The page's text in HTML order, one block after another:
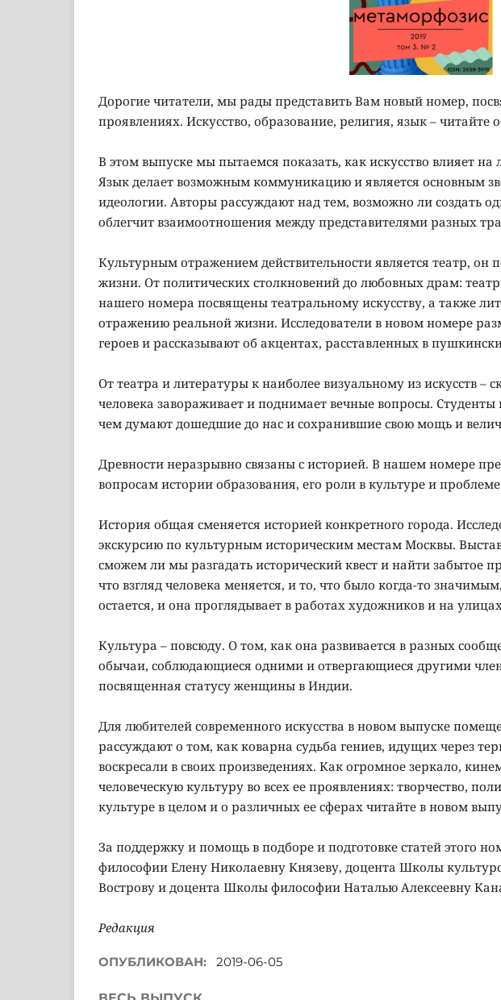
Дорогие читатели, мы рады представить Вам новый номер,
проявлениях. Искусство, образование, религия, язык –
В этом выпуске мы пытаемся показать, как искусство влияет
Язык делает возможным коммуникацию и является основным
идеологии. Авторы рассуждают над тем, возможно ли создать
облегчит взаимоотношения между представителями разных
Культурным отражением действительности является театр,
жизни. От политических столкновений до любовных драм:
нашего номера посвящены театральному искусству, а также
отражению реальной жизни. Исследователи в новом номере
героев и рассказывают об акцентах, расставленных в
От театра и литературы к наиболее визуальному из искусств –
человека завораживает и поднимает вечные вопросы. Студенты
чем думают дошедшие до нас и сохранившие свою мощь и
Древности неразрывно связаны с историей. В нашем номере
вопросам истории образования, его роли в культуре и
История общая сменяется историей конкретного города.
экскурсию по культурным историческим местам Москвы.
сможем ли мы разгадать исторический квест и найти забытое
что взгляд человека меняется, и то, что было когда-то
остается, и она проглядывает в работах художников и на
Культура – повсюду. О том, как она развивается в разных
обычаи, соблюдающиеся одними и отвергающиеся другими
посвященная статусу женщины в Индии.
Для любителей современного искусства в новом выпуске
рассуждают о том, как коварна судьба гениев, идущих через
воскресали в своих произведениях. Как огромное зеркало,
человеческую культуру во всех ее проявлениях: творчество,
культуре в целом и о различных ее сферах читайте в новом
За поддержку и помощь в подборе и подготовке статей этого
философии Елену Николаевну Князеву, доцента Школы
Вострову и доцента Школы философии Наталью Алексеевну
Редакция
ОПУБЛИКОВАН: 2019-06-05